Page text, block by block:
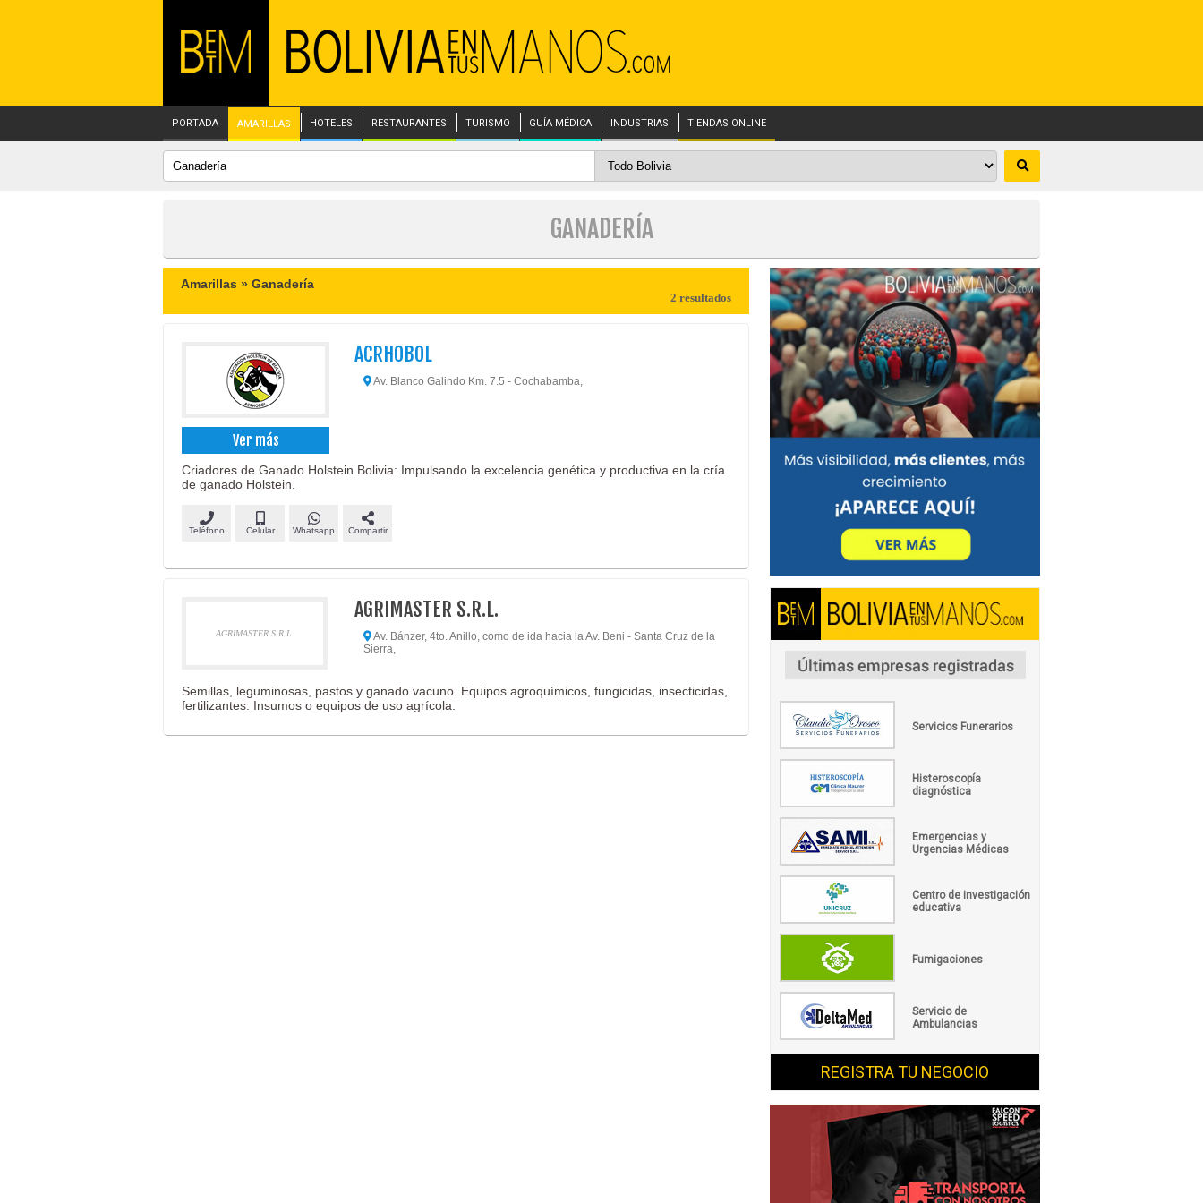
PORTADA AMARILLAS HOTELES RESTAURANTES TURISMO GUÍA MÉDICA INDUSTRIAS TIENDAS ONLINE
GANADERÍA
Amarillas » Ganadería
2 resultados
Ver más
ACRHOBOL
Av. Blanco Galindo Km. 7.5 - Cochabamba,
Criadores de Ganado Holstein Bolivia: Impulsando la excelencia genética y productiva en la cría
de ganado Holstein.
Teléfono Celular Whatsapp Compartir
AGRIMASTER S.R.L.
AGRIMASTER S.R.L.
Av. Bánzer, 4to. Anillo, como de ida hacia la Av. Beni - Santa Cruz de la
Sierra,
Semillas, leguminosas, pastos y ganado vacuno. Equipos agroquímicos, fungicidas, insecticidas,
fertilizantes. Insumos o equipos de uso agrícola.
Servicios Funerarios
Histeroscopía
diagnóstica
Emergencias y
Urgencias Médicas
Centro de investigación
educativa
Fumigaciones
Servicio de
Ambulancias
REGISTRA TU NEGOCIO